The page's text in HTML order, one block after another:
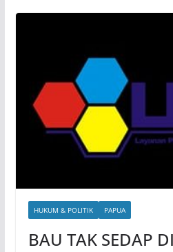
HUKUM & POLITIK PAPUA
BAU TAK SEDAP